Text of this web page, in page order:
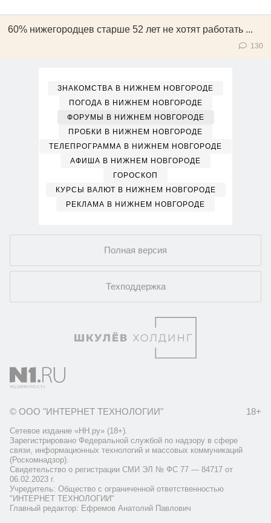
60% нижегородцев старше 52 лет не хотят работать ...
130
ЗНАКОМСТВА В НИЖНЕМ НОВГОРОДЕ
ПОГОДА В НИЖНЕМ НОВГОРОДЕ
ФОРУМЫ В НИЖНЕМ НОВГОРОДЕ
ПРОБКИ В НИЖНЕМ НОВГОРОДЕ
ТЕЛЕПРОГРАММА В НИЖНЕМ НОВГОРОДЕ
АФИША В НИЖНЕМ НОВГОРОДЕ
ГОРОСКОП
КУРСЫ ВАЛЮТ В НИЖНЕМ НОВГОРОДЕ
РЕКЛАМА В НИЖНЕМ НОВГОРОДЕ
Полная версия
Техподдержка
© ООО "ИНТЕРНЕТ ТЕХНОЛОГИИ" 18+
Сетевое издание «НН.ру» (18+).
Зарегистрировано Федеральной службой по надзору в сфере
связи, информационных технологий и массовых коммуникаций
(Роскомнадзор).
Свидетельство о регистрации СМИ ЭЛ № ФС 77 — 84717 от
06.02.2023 г.
Учредитель: Общество с ограниченной ответственностью
"ИНТЕРНЕТ ТЕХНОЛОГИИ"
Главный редактор: Ефремов Анатолий Павлович